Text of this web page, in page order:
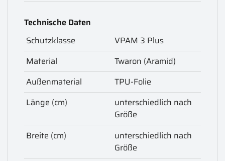
Technische Daten
Schutzklasse
VPAM 3 Plus
Material
Twaron (Aramid)
Außenmaterial
TPU-Folie
Länge (cm)
unterschiedlich nach
Größe
Breite (cm)
unterschiedlich nach
Größe